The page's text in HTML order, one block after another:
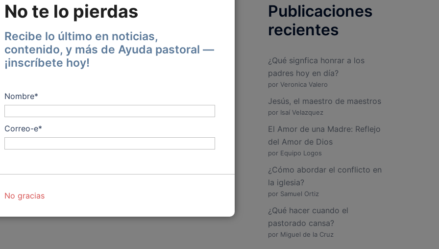
las entradas de tsegar
el maestro de
El Amor de una
Madre: Reflejo del
Publicaciones
recientes
¿Qué signfica honrar a los
padres hoy en día?
por Veronica Valero
Jesús, el maestro de maestros
por Isaí Velazquez
El Amor de una Madre: Reflejo
del Amor de Dios
por Equipo Logos
¿Cómo abordar el conflicto en
la iglesia?
por Samuel Ortiz
¿Qué hacer cuando el
pastorado cansa?
por Miguel de la Cruz
No te lo pierdas
Recibe lo último en noticias,
contenido, y más de Ayuda pastoral —
¡inscríbete hoy!
Nombre*
Correo-e*
No gracias